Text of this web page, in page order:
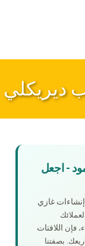
ديريكلي
- اجعل
غازي
فإن اللافتات
بصفتنا